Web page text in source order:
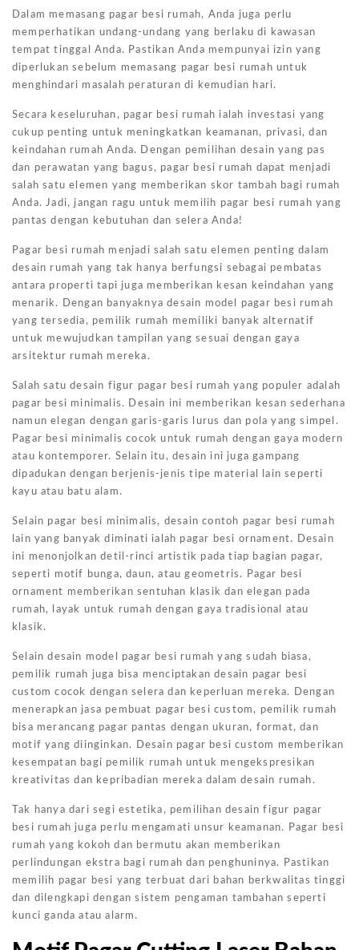
Dalam memasang pagar besi rumah, Anda juga perlu
memperhatikan undang-undang yang berlaku di kawasan
tempat tinggal Anda. Pastikan Anda mempunyai izin yang
diperlukan sebelum memasang pagar besi rumah untuk
menghindari masalah peraturan di kemudian hari.
Secara keseluruhan, pagar besi rumah ialah investasi yang
cukup penting untuk meningkatkan keamanan, privasi, dan
keindahan rumah Anda. Dengan pemilihan desain yang pas
dan perawatan yang bagus, pagar besi rumah dapat menjadi
salah satu elemen yang memberikan skor tambah bagi rumah
Anda. Jadi, jangan ragu untuk memilih pagar besi rumah yang
pantas dengan kebutuhan dan selera Anda!
Pagar besi rumah menjadi salah satu elemen penting dalam
desain rumah yang tak hanya berfungsi sebagai pembatas
antara properti tapi juga memberikan kesan keindahan yang
menarik. Dengan banyaknya desain model pagar besi rumah
yang tersedia, pemilik rumah memiliki banyak alternatif
untuk mewujudkan tampilan yang sesuai dengan gaya
arsitektur rumah mereka.
Salah satu desain figur pagar besi rumah yang populer adalah
pagar besi minimalis. Desain ini memberikan kesan sederhana
namun elegan dengan garis-garis lurus dan pola yang simpel.
Pagar besi minimalis cocok untuk rumah dengan gaya modern
atau kontemporer. Selain itu, desain ini juga gampang
dipadukan dengan berjenis-jenis tipe material lain seperti
kayu atau batu alam.
Selain pagar besi minimalis, desain contoh pagar besi rumah
lain yang banyak diminati ialah pagar besi ornament. Desain
ini menonjolkan detil-rinci artistik pada tiap bagian pagar,
seperti motif bunga, daun, atau geometris. Pagar besi
ornament memberikan sentuhan klasik dan elegan pada
rumah, layak untuk rumah dengan gaya tradisional atau
klasik.
Selain desain model pagar besi rumah yang sudah biasa,
pemilik rumah juga bisa menciptakan desain pagar besi
custom cocok dengan selera dan keperluan mereka. Dengan
menerapkan jasa pembuat pagar besi custom, pemilik rumah
bisa merancang pagar pantas dengan ukuran, format, dan
motif yang diinginkan. Desain pagar besi custom memberikan
kesempatan bagi pemilik rumah untuk mengekspresikan
kreativitas dan kepribadian mereka dalam desain rumah.
Tak hanya dari segi estetika, pemilihan desain figur pagar
besi rumah juga perlu mengamati unsur keamanan. Pagar besi
rumah yang kokoh dan bermutu akan memberikan
perlindungan ekstra bagi rumah dan penghuninya. Pastikan
memilih pagar besi yang terbuat dari bahan berkwalitas tinggi
dan dilengkapi dengan sistem pengaman tambahan seperti
kunci ganda atau alarm.